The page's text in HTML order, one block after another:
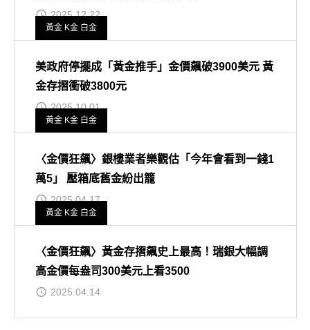
2025.12.22
黃金 K金 白金
美政府停擺成「黃金推手」金價飆破3900美元 黃
金存摺衝破3800元
2025.10.01
黃金 K金 白金
〈金價狂飆〉銀樓業者樂觀估「今年會看到一錢1
萬5」 壓箱底舊金紛出籠
2025.04.17
黃金 K金 白金
〈金價狂飆〉黃金存摺飆史上最高！瑞銀大幅調
高金價每盎司300美元上看3500
2025.04.14